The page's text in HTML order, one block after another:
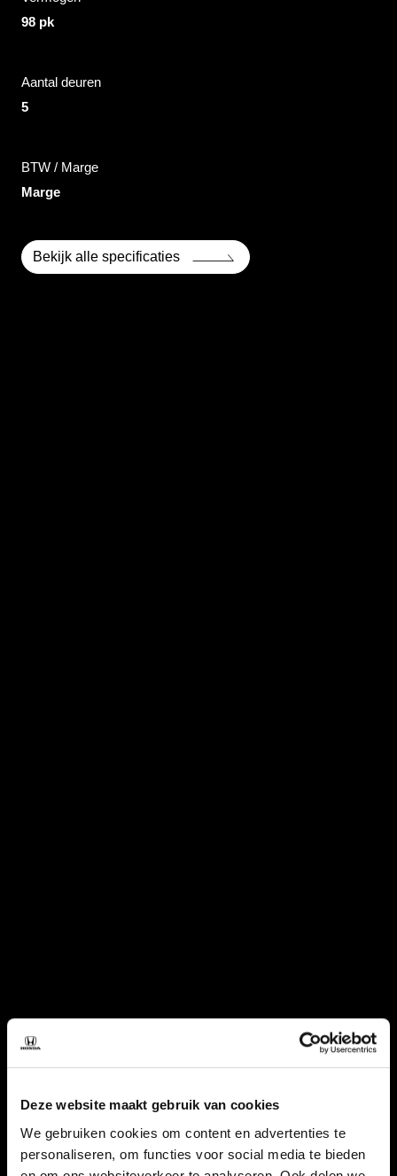
Deze website maakt gebruik van cookies
We gebruiken cookies om content en advertenties te
personaliseren, om functies voor social media te bieden
98 pk
Aantal deuren
5
BTW / Marge
Marge
Bekijk alle specificaties